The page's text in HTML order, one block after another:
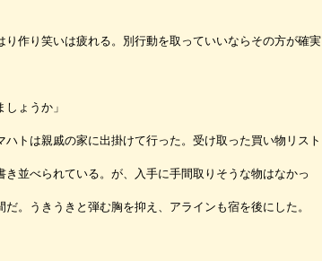
作り笑いは疲れる。別行動を取っていいならその方が確実
ょうか」
トは親戚の家に出掛けて行った。受け取った買い物リスト
並べられている。が、入手に手間取りそうな物はなかっ
。うきうきと弾む胸を抑え、アラインも宿を後にした。